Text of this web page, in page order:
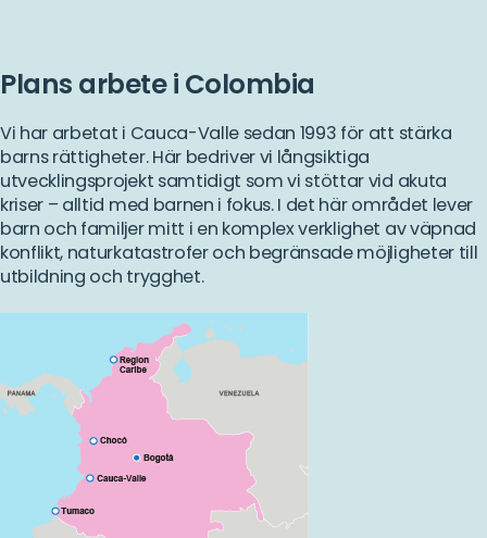
Plans arbete i Colombia
Vi har arbetat i Cauca-Valle sedan 1993 för att stärka
barns rättigheter. Här bedriver vi långsiktiga
utvecklingsprojekt samtidigt som vi stöttar vid akuta
kriser – alltid med barnen i fokus. I det här området lever
barn och familjer mitt i en komplex verklighet av väpnad
konflikt, naturkatastrofer och begränsade möjligheter till
utbildning och trygghet.